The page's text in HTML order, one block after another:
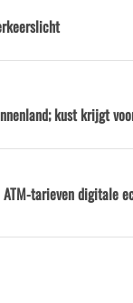
kust krijgt
tarieven digitale